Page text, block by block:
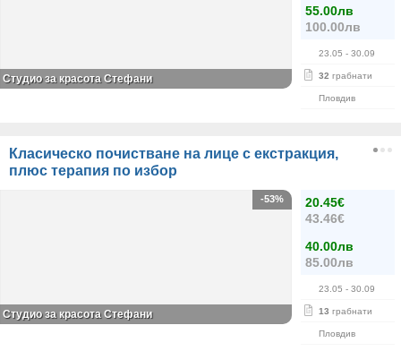
55.00лв
100.00лв
23.05 - 30.09
32 грабнати
Пловдив
Студио за красота Стефани
Класическо почистване на лице с екстракция,
плюс терапия по избор
20.45€
43.46€
40.00лв
85.00лв
23.05 - 30.09
13 грабнати
Пловдив
-53%
Студио за красота Стефани